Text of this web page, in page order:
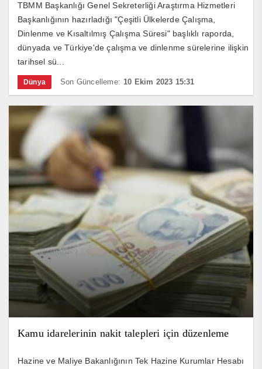
TBMM Başkanlığı Genel Sekreterliği Araştırma Hizmetleri
Başkanlığının hazırladığı "Çeşitli Ülkelerde Çalışma,
Dinlenme ve Kısaltılmış Çalışma Süresi" başlıklı raporda,
dünyada ve Türkiye'de çalışma ve dinlenme sürelerine ilişkin
tarihsel sü...
Dünya Son Güncelleme: 10 Ekim 2023 15:31
Kamu idarelerinin nakit talepleri için düzenleme
Hazine ve Maliye Bakanlığının Tek Hazine Kurumlar Hesabı